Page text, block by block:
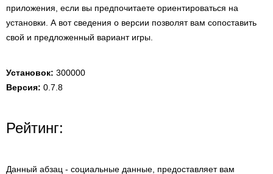
приложения, если вы предпочитаете ориентироваться на
установки. А вот сведения о версии позволят вам сопоставить
свой и предложенный вариант игры.
Установок: 300000
Версия: 0.7.8
Рейтинг:
Данный абзац - социальные данные, предоставляет вам